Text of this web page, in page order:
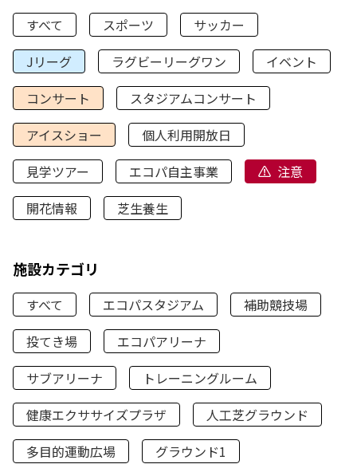
すべて スポーツ
サッカー
Jリーグ
ラグビーリーグワン
イベント
コンサート
スタジアムコンサート
アイスショー
個人利用開放日
見学ツアー
エコパ自主事業
注意
開花情報
芝生養生
施設カテゴリ
すべて エコパスタジアム
補助競技場
投てき場
エコパアリーナ
サブアリーナ
トレーニングルーム
健康エクササイズプラザ
人工芝グラウンド
多目的運動広場
グラウンド1